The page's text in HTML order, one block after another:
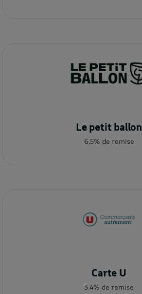
Le petit ballon
6.5% de remise
Carte U
3.4% de remise